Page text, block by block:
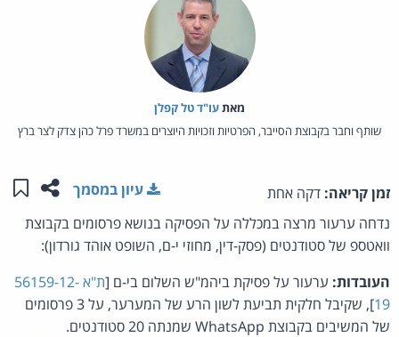
מאת‏עו"ד טל קפלן
שותף וחבר בקבוצת הסייבר, הפרטיות וזכויות היוצרים במשרד פרל כהן צדק לצר ברץ
זמן קריאה: דקה אחת שתפו
עיון במסמך
נדחה ערעור מרצה במכללה על הפסיקה בנושא פרסומים בקבוצת
וואטספ של סטודנטים (פסק-דין, מחוזי י-ם, השופט אוהד גורדון):
העובדות: ערעור על פסיקת ביהמ"ש השלום בי-ם [
ת"א 56159-12-
19
], שקיבל חלקית תביעת לשון הרע של המערער, על 3 פרסומים
של המשיבים בקבוצת WhatsApp שמנתה 20 סטודנטים.